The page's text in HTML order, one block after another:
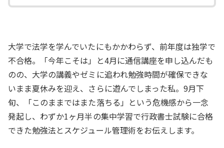
大学で法学を学んでいたにもかかわらず、前年度は独学で
不合格。「今年こそは」と4月に通信講座を申し込んだも
のの、大学の講義やゼミに追われ勉強時間が確保できな
いまま夏休みを迎え、さらに遊んでしまった私。9月下
旬、「このままではまた落ちる」という危機感から一念
発起し、わずか1ヶ月半の集中学習で行政書士試験に合格
できた勉強法とスケジュール管理術をお伝えします。